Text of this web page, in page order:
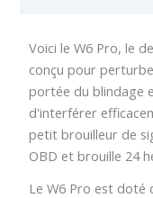
Voici le W6 Pro, le
conçu pour
portée du blindage
d'interférer
petit brouilleur de
OBD et brouille 24
Le W6 Pro est doté